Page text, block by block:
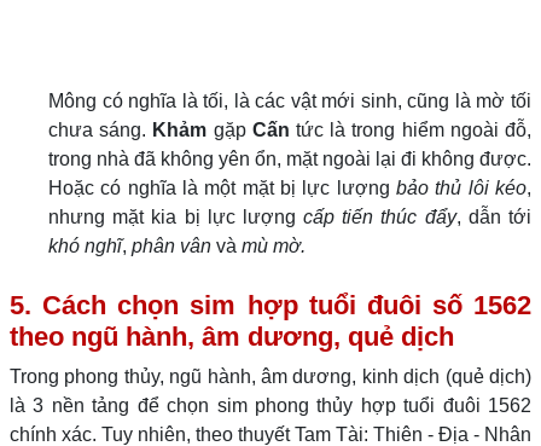
Mông có nghĩa là tối, là các vật mới sinh, cũng là mờ tối
chưa sáng. Khảm gặp Cấntức là trong hiểm ngoài đỗ,
trong nhà đã không yên ổn, mặt ngoài lại đi không được.
Hoặc có nghĩa là một mặt bị lực lượng bảo thủ lôi kéo,
nhưng mặt kia bị lực lượngcấp tiến thúc đẩy, dẫn tới
khó nghĩ, phân vân và mù mờ.
5. Cách chọn sim hợp tuổi đuôi số 1562
theo ngũ hành, âm dương, quẻ dịch
Trong phong thủy, ngũ hành, âm dương, kinh dịch (quẻ dịch)
là 3 nền tảng để chọn sim phong thủy hợp tuổi đuôi 1562
chính xác. Tuy nhiên, theo thuyết Tam Tài: Thiên - Địa - Nhân